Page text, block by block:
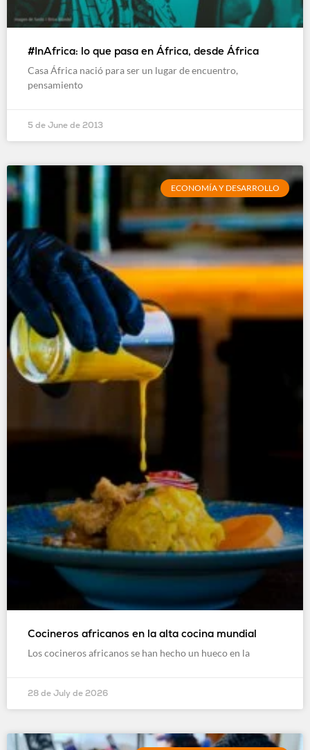
#InAfrica: lo que pasa en África, desde África
Casa África nació para ser un lugar de encuentro,
pensamiento
5 de June de 2013
ECONOMÍA Y DESARROLLO
Cocineros africanos en la alta cocina mundial
Los cocineros africanos se han hecho un hueco en la
28 de July de 2026